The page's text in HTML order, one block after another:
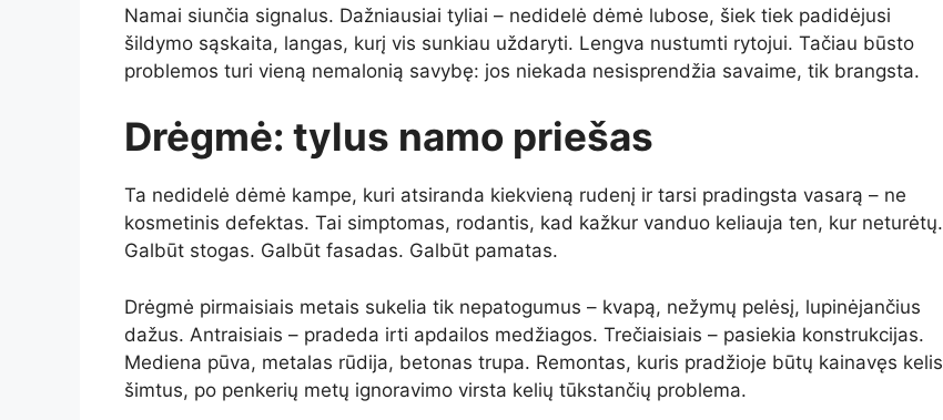
Namai siunčia signalus. Dažniausiai tyliai – nedidelė dėmė lubose, šiek tiek padidėjusi
šildymo sąskaita, langas, kurį vis sunkiau uždaryti. Lengva nustumti rytojui. Tačiau būsto
problemos turi vieną nemalonią savybę: jos niekada nesisprendžia savaime, tik brangsta.
Drėgmė: tylus namo priešas
Ta nedidelė dėmė kampe, kuri atsiranda kiekvieną rudenį ir tarsi pradingsta vasarą – ne
kosmetinis defektas. Tai simptomas, rodantis, kad kažkur vanduo keliauja ten, kur neturėtų.
Galbūt stogas. Galbūt fasadas. Galbūt pamatas.
Drėgmė pirmaisiais metais sukelia tik nepatogumus – kvapą, nežymų pelėsį, lupinėjančius
dažus. Antraisiais – pradeda irti apdailos medžiagos. Trečiaisiais – pasiekia konstrukcijas.
Mediena pūva, metalas rūdija, betonas trupa. Remontas, kuris pradžioje būtų kainavęs kelis
šimtus, po penkerių metų ignoravimo virsta kelių tūkstančių problema.